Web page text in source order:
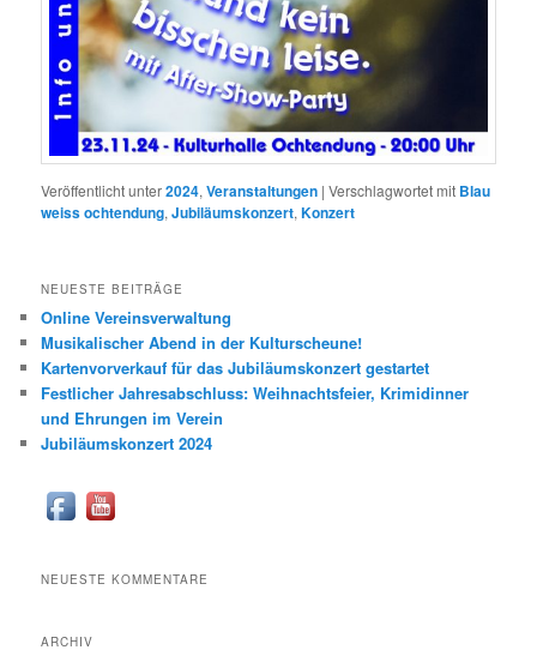
Veröffentlicht unter2024,Veranstaltungen |Verschlagwortet mit Blau
weiss ochtendung,Jubiläumskonzert,Konzert
NEUESTE BEITRÄGE
Online Vereinsverwaltung
Musikalischer Abend in der Kulturscheune!
Kartenvorverkauf für das Jubiläumskonzert gestartet
Festlicher Jahresabschluss: Weihnachtsfeier, Krimidinner
und Ehrungen im Verein
Jubiläumskonzert 2024
NEUESTE KOMMENTARE
ARCHIV